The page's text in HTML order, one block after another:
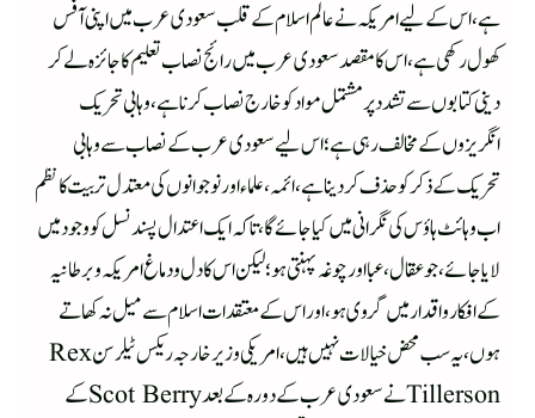
ہے، اس کے لیے امریکہ نے عالم اسلام کے قلب سعودی عرب میں اپنی آفس
کھول رکھی ہے، اس کا مقصد سعودی عرب میں رائج نصاب تعلیم کا جائزہ لے کر
دینی کتابوں سے تشدد پر مشتمل مواد کو خارج نصاب کرنا ہے، وہابی تحریک
انگریزوں کے مخالف رہی ہے؛ اس لیے سعودی عرب کے نصاب سے وہابی
تحریک کے ذکر کو حذف کر دینا ہے،ائمہ، علماء اور نوجوانوں کی معتدل تربیت کا نظم
اب وہائٹ ہاؤس کی نگرانی میں کیا جائے گا، تاکہ ایک اعتدال پسند نسل کو وجود میں
لایا جائے، جو عقال، عبا اور چوغہ پہنتی ہو؛ لیکن اس کا دل ودماغ امریکہ وبرطانیہ
کے افکار واقدار میں گروی ہو، اور اس کے معتقدات اسلام سے میل نہ کھاتے
ہوں،یہ سب محض خیالات نہیں ہیں، امریکی وزیر خارجہ ریکس ٹیلرسن Rex
Tillersonنے سعودی عرب کے دورہ کے بعد Scot Berryکے